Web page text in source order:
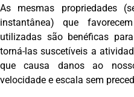
As mesmas propriedades
instantânea) que
utilizadas são benéficas
torná-las suscetíveis a
que causa danos ao
velocidade e escala sem